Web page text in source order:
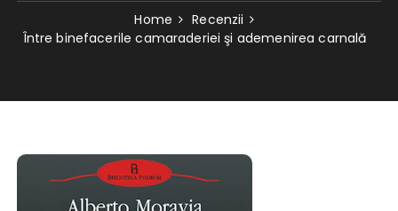
Home
Recenzii
Între binefacerile camaraderiei şi ademenirea carnală